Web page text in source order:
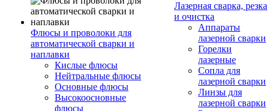
Флюсы и проволоки для
автоматической сварки и
наплавки
Кислые флюсы
Нейтральные флюсы
Основные флюсы
Высокоосновные
флюсы
Лазерная сварка, резка
и очистка
Аппараты
лазерной сварки
Горелки
лазерные
Сопла для
лазерной сварки
Линзы для
лазерной сварки